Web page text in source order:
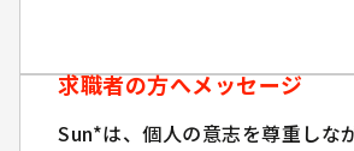
求職者の方へメッセージ
求職者の方へメッセージ
Sun*は、個人の意志を尊重しな